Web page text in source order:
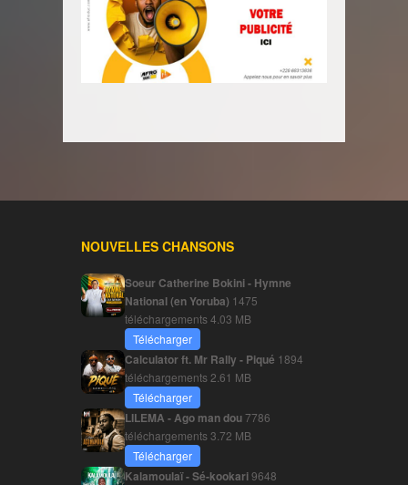
NOUVELLES CHANSONS
Soeur Catherine Bokini - Hymne
National (en Yoruba) 1475
téléchargements4.03 MB
Télécharger
Calculator ft. Mr Rally - Piqué 1894
téléchargements 2.61 MB
Télécharger
LILEMA - Ago man dou7786
téléchargements3.72 MB
Télécharger
Kalamoulaï - Sé-kookari9648